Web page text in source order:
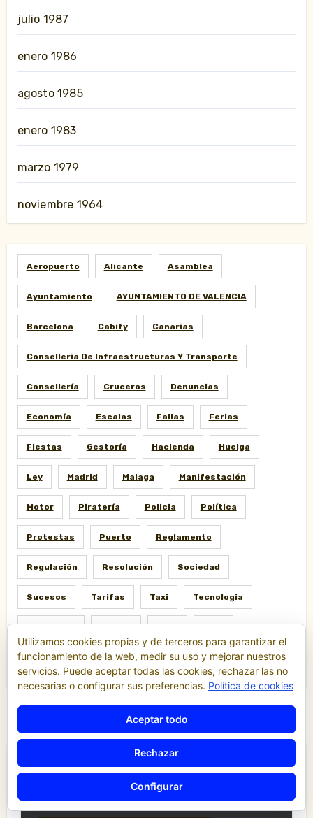
julio 1987
enero 1986
agosto 1985
enero 1983
marzo 1979
noviembre 1964
Aeropuerto Alicante Asamblea
Ayuntamiento AYUNTAMIENTO DE VALENCIA
Barcelona Cabify Canarias
Conselleria De Infraestructuras Y Transporte
Consellería Cruceros Denuncias
Economía Escalas Fallas Ferias
Fiestas Gestoría Hacienda Huelga
Ley Madrid Malaga Manifestación
Motor Piratería Policia Política
Protestas Puerto Reglamento
Regulación Resolución Sociedad
Sucesos Tarifas Taxi Tecnologia
Tribunales Tráfico TTIP Uber
Uberización Valencia VTC
Destacados
Utilizamos cookies propias y de terceros para garantizar el
funcionamiento de la web, medir su uso y mejorar nuestros
servicios. Puede aceptar todas las cookies, rechazar las no
necesarias o configurar sus preferencias. Política de cookies
Aceptar todo
Rechazar
Configurar